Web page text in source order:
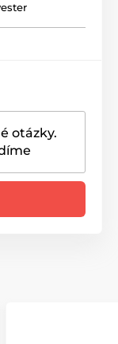
otázky.